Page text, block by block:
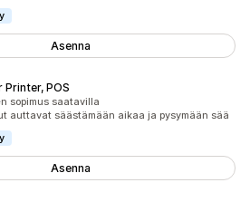
Asenna
Printer, POS
sopimus saatavilla
auttavat säästämään aikaa ja pysymään sää
Asenna